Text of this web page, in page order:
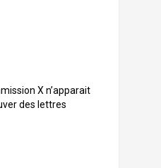
X n’apparait
des lettres